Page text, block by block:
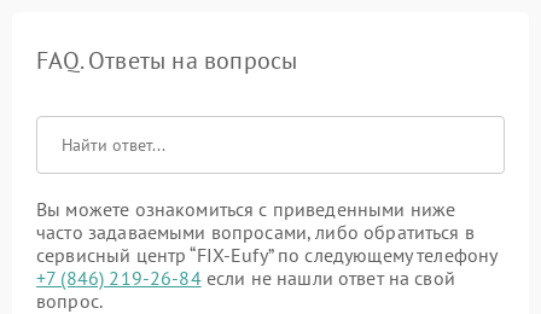
FAQ. Ответы на вопросы
Вы можете ознакомиться с приведенными ниже
часто задаваемыми вопросами, либо обратиться в
сервисный центр “FIX-Eufy” по следующему телефону
+7 (846) 219-26-84если не нашли ответ на свой
вопрос.